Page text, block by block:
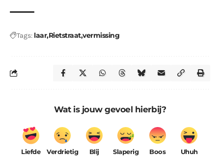
Tags: laarRietstraatvermissing
Wat is jouw gevoel hierbij?
Liefde Verdrietig Blij Slaperig Boos Uhuh